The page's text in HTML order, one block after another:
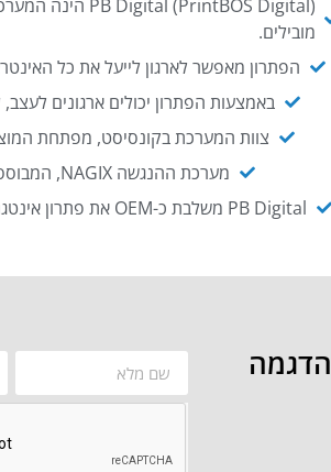
מובילים.
הפתרון מאפשר לארגון לייעל את כל
באמצעות הפתרון יכולים ארגונים
צוות המערכת בקונסיסט, מפתחת
מערכת ההנגשה NAGIX, המבוססת על PB Digital, מאפשרת להנגיש מסמכים ארגוניים באופן אוטומטי ויעיל.
PB Digital משלבת כ-OEM את פתרון אינטגרציית ה-API של חברת WSO2 - המאפשר לחבר בקלות בין מערכות ארגוניות